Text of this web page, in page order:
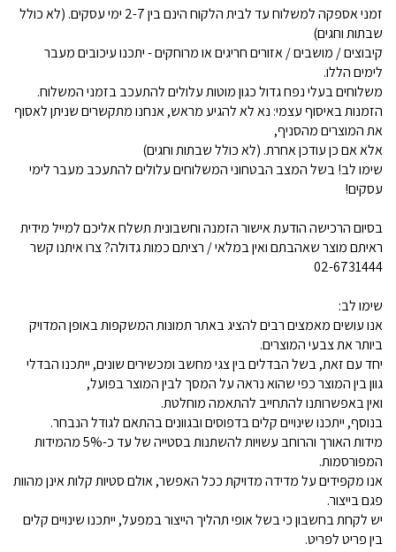
זמני אספקה למשלוח עד לבית הלקוח הינם בין 2-7 ימי עסקים. (לא כולל
שבתות וחגים)
קיבוצים / מושבים / אזורים חריגים או מרוחקים - יתכנו עיכובים מעבר
לימים הללו.
משלוחים בעלי נפח גדול כגון מוטות עלולים להתעכב בזמני המשלוח.
הזמנות באיסוף עצמי: נא לא להגיע מראש, אנחנו מתקשרים שניתן לאסוף
את המוצרים מהסניף,
אלא אם כן עודכן אחרת. (לא כולל שבתות וחגים)
שימו לב! בשל המצב הבטחוני המשלוחים עלולים להתעכב מעבר לימי
עסקים!
בסיום הרכישה הודעת אישור הזמנה וחשבונית תשלח אליכם למייל מידית
ראיתם מוצר שאהבתם ואין במלאי / רציתם כמות גדולה? צרו איתנו קשר
02-6731444
שימו לב:
אנו עושים מאמצים רבים להציג באתר תמונות המשקפות באופן המדויק
ביותר את צבעי המוצרים.
יחד עם זאת, בשל הבדלים בין צגי מחשב ומכשירים שונים, ייתכנו הבדלי
גוון בין המוצר כפי שהוא נראה על המסך לבין המוצר בפועל,
ואין באפשרותנו להתחייב להתאמה מוחלטת.
בנוסף, ייתכנו שינויים קלים בדפוסים ובגוונים בהתאם לגודל הנבחר.
מידות האורך והרוחב עשויות להשתנות בסטייה של עד כ-5% מהמידות
המפורסמות.
אנו מקפידים על מדידה מדויקת ככל האפשר, אולם סטיות קלות אינן מהוות
פגם בייצור.
יש לקחת בחשבון כי בשל אופי תהליך הייצור במפעל, ייתכנו שינויים קלים
בין פריט לפריט.